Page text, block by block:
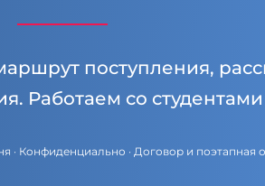
поступления,
Работаем со
· Конфиденциально · Договор и поэтапная